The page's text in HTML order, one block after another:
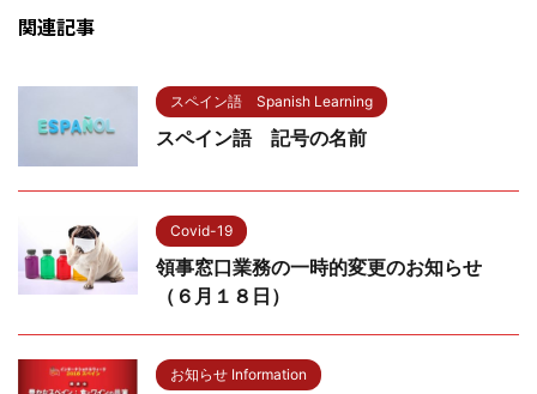
関連記事
スペイン語 Spanish Learning
スペイン語 記号の名前
Covid-19
領事窓口業務の一時的変更のお知らせ
（６月１８日）
お知らせ Information